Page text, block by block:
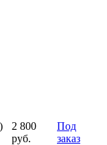
2 800
руб.
Под
заказ